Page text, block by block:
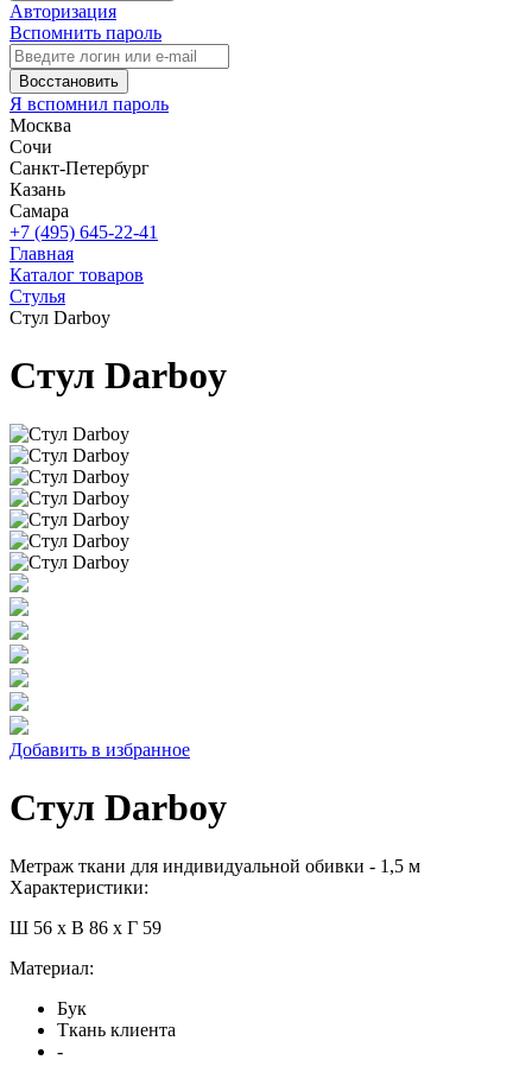
Авторизация
Вспомнить пароль
Восстановить
Я вспомнил пароль
Москва
Сочи
Санкт-Петербург
Казань
Самара
+7 (495) 645-22-41
Главная
Каталог товаров
Стулья
Стул Darboy
Стул Darboy
Добавить в избранное
Стул Darboy
Метраж ткани для индивидуальной обивки - 1,5 м
Характеристики:
Ш 56 x В 86 x Г 59
Материал:
Бук
Ткань клиента
-